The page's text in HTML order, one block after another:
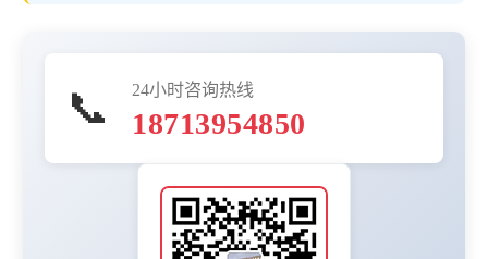
📞 24小时咨询热线
18713954850